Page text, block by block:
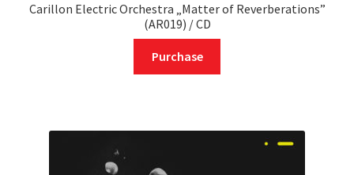
Carillon Electric Orchestra „Matter of Reverberations”
(AR019) / CD
Purchase